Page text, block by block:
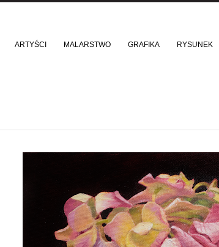
ARTYŚCI MALARSTWO GRAFIKA RYSUNEK